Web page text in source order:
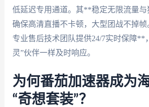
低延迟专用通道。其**稳定无限流量
确保高清直播不卡顿，大型团战不掉
专业售后技术团队提供24/7实时保障**
灵”伙伴一样及时响应。
为何番茄加速器成为
“奇想套装”？